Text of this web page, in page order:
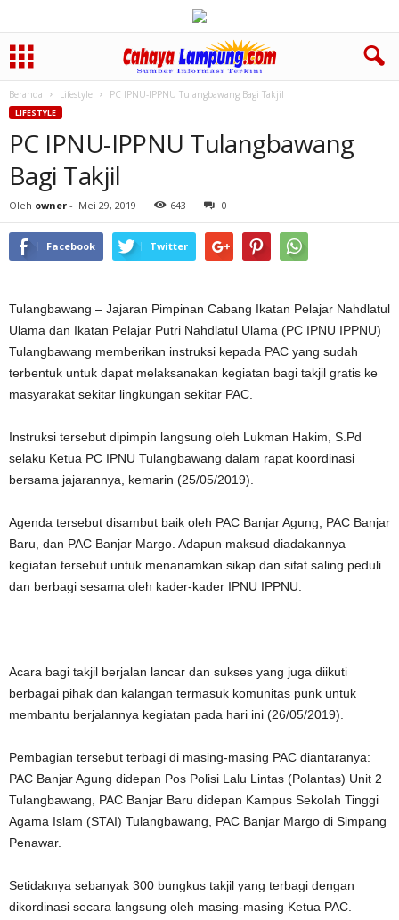
Beranda Lifestyle PC IPNU-IPPNU Tulangbawang Bagi Takjil
LIFESTYLE
PC IPNU-IPPNU Tulangbawang
Bagi Takjil
Oleh owner - Mei 29, 2019 643 0
Facebook Twitter
Tulangbawang – Jajaran Pimpinan Cabang Ikatan Pelajar Nahdlatul
Ulama dan Ikatan Pelajar Putri Nahdlatul Ulama (PC IPNU IPPNU)
Tulangbawang memberikan instruksi kepada PAC yang sudah
terbentuk untuk dapat melaksanakan kegiatan bagi takjil gratis ke
masyarakat sekitar lingkungan sekitar PAC.
Instruksi tersebut dipimpin langsung oleh Lukman Hakim, S.Pd
selaku Ketua PC IPNU Tulangbawang dalam rapat koordinasi
bersama jajarannya, kemarin (25/05/2019).
Agenda tersebut disambut baik oleh PAC Banjar Agung, PAC Banjar
Baru, dan PAC Banjar Margo. Adapun maksud diadakannya
kegiatan tersebut untuk menanamkan sikap dan sifat saling peduli
dan berbagi sesama oleh kader-kader IPNU IPPNU.
Acara bagi takjil berjalan lancar dan sukses yang juga diikuti
berbagai pihak dan kalangan termasuk komunitas punk untuk
membantu berjalannya kegiatan pada hari ini (26/05/2019).
Pembagian tersebut terbagi di masing-masing PAC diantaranya:
PAC Banjar Agung didepan Pos Polisi Lalu Lintas (Polantas) Unit 2
Tulangbawang, PAC Banjar Baru didepan Kampus Sekolah Tinggi
Agama Islam (STAI) Tulangbawang, PAC Banjar Margo di Simpang
Penawar.
Setidaknya sebanyak 300 bungkus takjil yang terbagi dengan
dikordinasi secara langsung oleh masing-masing Ketua PAC.